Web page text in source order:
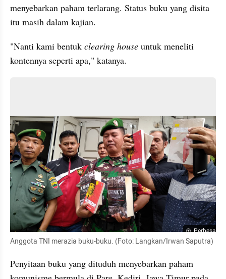
menyebarkan paham terlarang. Status buku yang disita
itu masih dalam kajian.
"Nanti kami bentuk clearing house untuk meneliti
kontennya seperti apa," katanya.
Perbesar
Anggota TNI merazia buku-buku. (Foto: Langkan/Irwan Saputra)
Penyitaan buku yang dituduh menyebarkan paham